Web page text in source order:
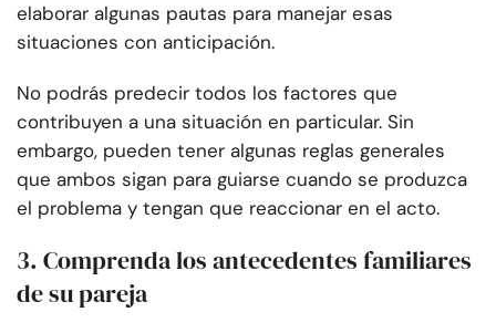
elaborar algunas pautas para manejar esas
situaciones con anticipación.
No podrás predecir todos los factores que
contribuyen a una situación en particular. Sin
embargo, pueden tener algunas reglas generales
que ambos sigan para guiarse cuando se produzca
el problema y tengan que reaccionar en el acto.
3. Comprenda los antecedentes familiares
de su pareja